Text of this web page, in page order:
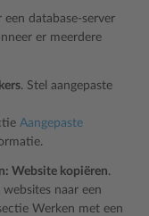
een database-server
er meerdere
. Stel aangepaste
Aangepaste
Website kopiëren.
naar een
Werken met een